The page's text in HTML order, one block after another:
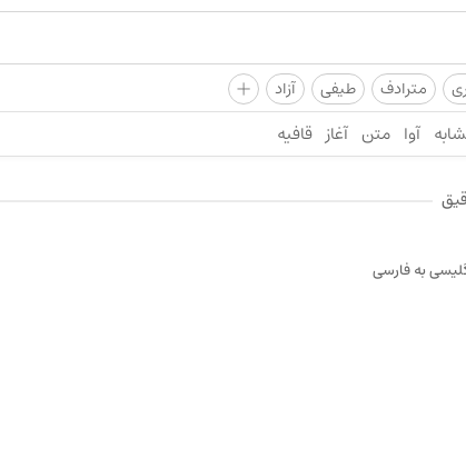
مترادف طیفی آزاد +
آوا متن آغاز قافیه
به فارسی